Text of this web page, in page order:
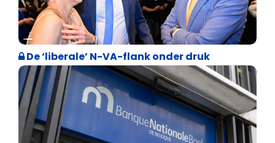
Binnenland politiek
De ‘liberale’ N-VA-flank onder druk